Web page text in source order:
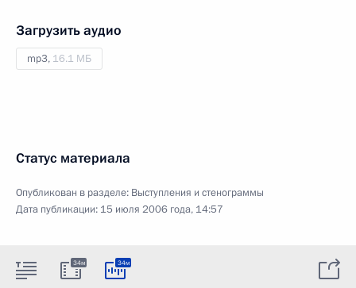
Загрузить аудио
mp3, 16.1 МБ
Статус материала
Опубликован в разделе: Выступления и стенограммы
Дата публикации: 15 июля 2006 года, 14:57
34м 34м